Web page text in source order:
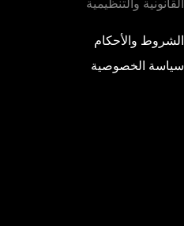
القانونية والتنظيمية
الشروط والأحكام
سياسة الخصوصية